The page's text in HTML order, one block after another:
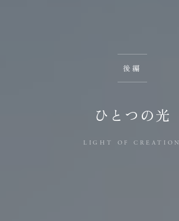
後編
ひとつの光
LIGHT OF CREATION